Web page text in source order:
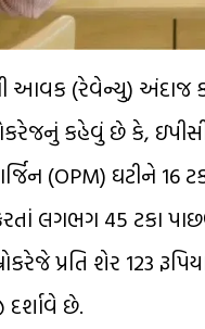
આવક (રેવેન્યુ)
કહેવું છે કે,
(OPM) ઘટીને 16
લગભગ 45 ટકા
પ્રતિ શેર 123
છે.